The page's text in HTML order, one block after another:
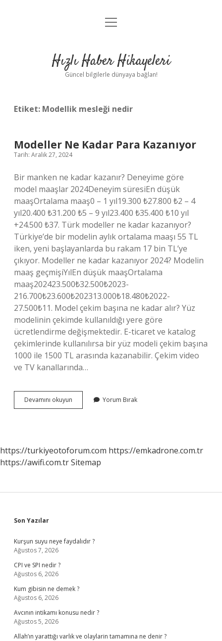
Anasayfa
Yasal Uyarı
menüyü
Hızlı Haber Hikayeleri
Güncel bilgilerle dünyaya bağlan!
Etiket: Modellik mesleği nedir
Modeller Ne Kadar Para Kazanıyor
Tarih: Aralık 27, 2024
Bir manken ne kadar kazanır? Deneyime göre
model maaşlar 2024Deneyim süresiEn düşük
maaşOrtalama maaş0 – 1 yıl19.300 ₺27.800 ₺2 – 4
yıl20.400 ₺31.200 ₺5 – 9 yıl23.400 ₺35.400 ₺10 yıl
+24.500 ₺37. Türk modeller ne kadar kazanıyor?
Türkiye’de bir modelin aylık ortalama maaşı 55 TL
iken, yeni başlayanlarda bu rakam 17 bin TL’ye
çıkıyor. Modeller ne kadar kazanıyor 2024? Modelin
maaş geçmişiYılEn düşük maaşOrtalama
maaş202423.500₺32.500₺2023-
216.700₺23.600₺202313.000₺18.480₺2022-
27.500₺11. Model çekim başına ne kadar alır? Yüz
modelinin çekimde kullanıldığı yere göre
ücretlendirme değişmektedir. E-ticaret ve katalog
çekimlerinde kullanılırsa bir yüz modeli çekim başına
1000 ile 1500 TL arasında kazanabilir. Çekim video
ve TV kanallarında…
Devamını okuyun Modeller
Ne
Yorum Bırak
https://turkiyeotoforum.com https://emkadrone.com.tr
https://awifi.com.trSitemap
Sidebar
Son Yazılar
Kurşun suyu neye faydalıdır ?
Ağustos 7, 2026
CPI ve SPI nedir ?
Ağustos 6, 2026
Kum gibisin ne demek ?
Ağustos 6, 2026
Avcının intikamı konusu nedir ?
Ağustos 5, 2026
Allah’ın yarattığı varlık ve olaylarin tamamına ne denir ?